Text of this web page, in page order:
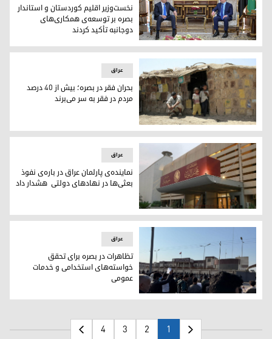
مسرور بارزانی، نخست‌وزیر اقلیم کوردستان و اسعد عیدانی،
نخست‌وزیر اقلیم کوردستان و استاندار
بصره بر توسعه‌ی همکاری‌های
دوجانبه تأکید کردند
بحران فقر در بصره؛ بیش از ۴۰ درصد مردم در فقر به سر می‌برند
عراق
بحران فقر در بصره؛ بیش از ۴۰ درصد
مردم در فقر به سر می‌برند
پارلمان عراق
عراق
نماینده‌ی پارلمان عراق در باره‌ی نفوذ
بعثی‌ها در نهاد‌های دولتی هشدار داد
تجمع در برابر استانداری بصره -آرشیو
عراق
تظاهرات در بصره برای تحقق
خواسته‌های استخدامی و خدمات
عمومی
1
2
3
4